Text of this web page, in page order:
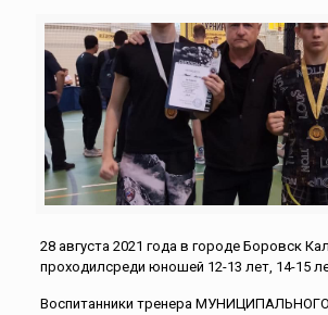
28 августа 2021 года в городе Боровск
проходилсреди юношей 12-13 лет, 14-15
Воспитанники тренера